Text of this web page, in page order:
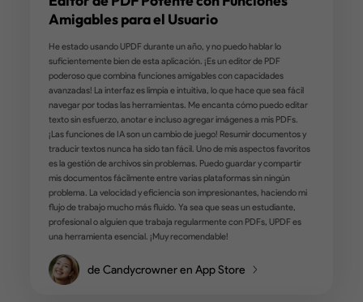
La App y el Soporte son Geniales
Me encanta este nuevo software. Era un fanático incondicional
AdobeProX. Realmente no quería cambiar de herramienta pero
tuve elección. Inicialmente fui escéptico, ¡pero esta aplicación
increíble! El soporte es igualmente impresionante. Uso esta
herramienta todo el tiempo, de hecho, probablemente más que
viejo Adobe X. También me encanta que puedo usar esta
localmente y no estoy obligado a usarla en la nube. Y
me gusta el uso del código de colores que tienen en su panel, lo
hace que sea fácil ir directamente a la herramienta que quiero
tener que buscar. También parece que mantienen el producto
actualizado, lo cual es algo que más me gusta. La actualización
también es fácil.